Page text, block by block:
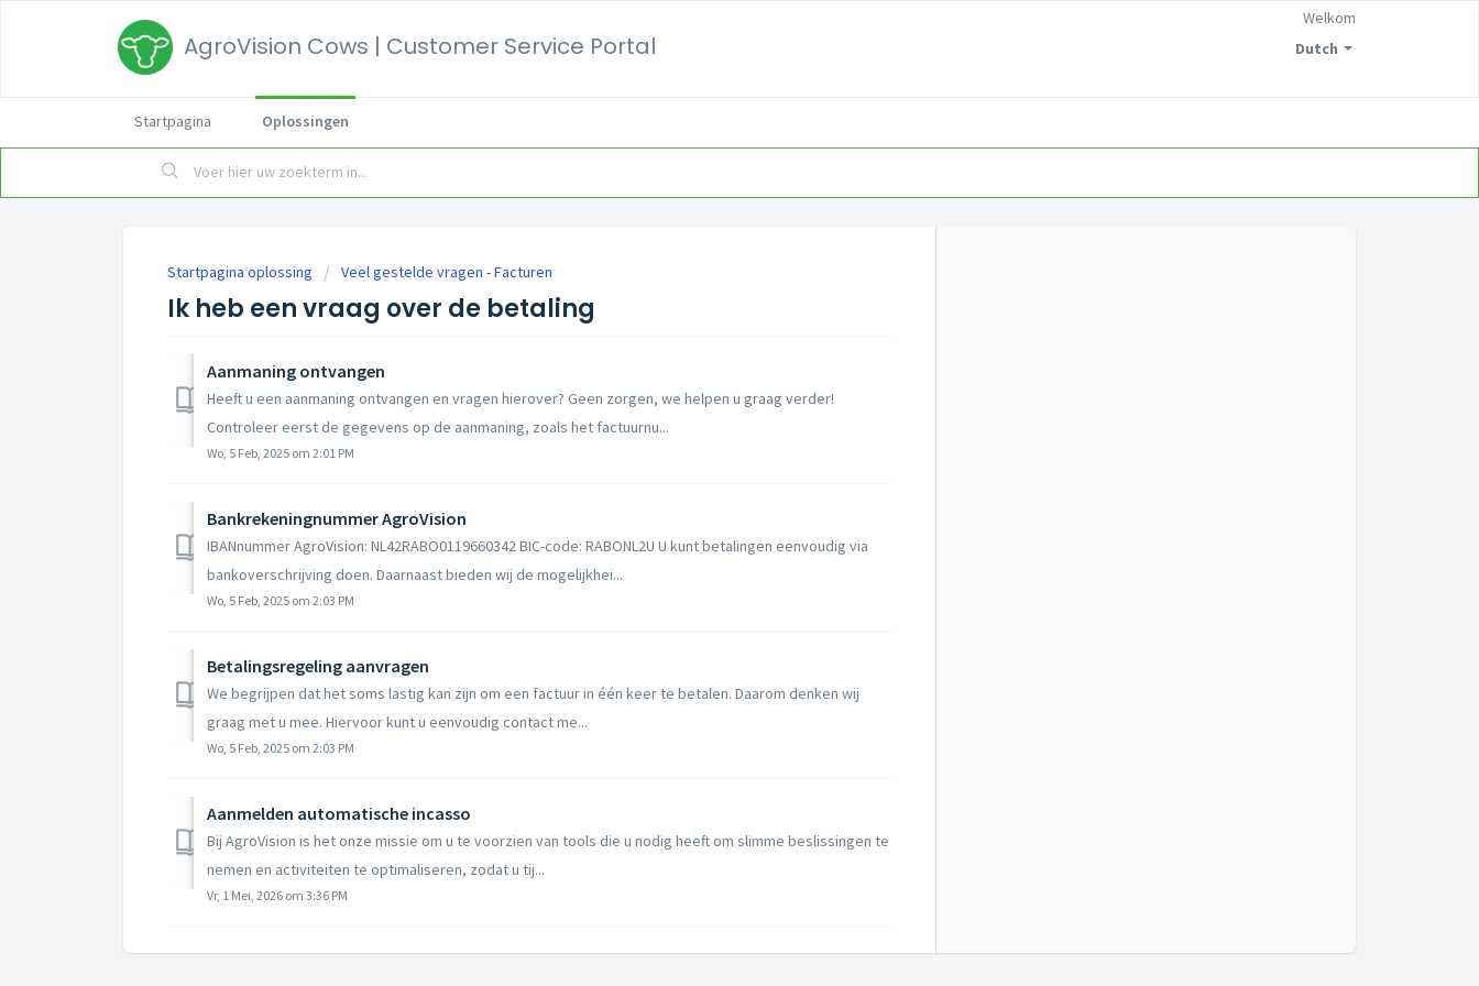
AgroVision Cows | Customer Service Portal Dutch
Welkom
Startpagina Oplossingen
Startpagina oplossing Veel gestelde vragen - Facturen
Ik heb een vraag over de betaling
Aanmaning ontvangen
Heeft u een aanmaning ontvangen en vragen hierover? Geen zorgen, we helpen u graag verder!
Controleer eerst de gegevens op de aanmaning, zoals het factuurnu...
Wo, 5 Feb, 2025 om 2:01 PM
Bankrekeningnummer AgroVision
IBANnummer AgroVision: NL42RABO0119660342 BIC-code: RABONL2U U kunt betalingen eenvoudig via
bankoverschrijving doen. Daarnaast bieden wij de mogelijkhei...
Wo, 5 Feb, 2025 om 2:03 PM
Betalingsregeling aanvragen
We begrijpen dat het soms lastig kan zijn om een factuur in één keer te betalen. Daarom denken wij
graag met u mee. Hiervoor kunt u eenvoudig contact me...
Wo, 5 Feb, 2025 om 2:03 PM
Aanmelden automatische incasso
Bij AgroVision is het onze missie om u te voorzien van tools die u nodig heeft om slimme beslissingen te
nemen en activiteiten te optimaliseren, zodat u tij...
Vr, 1 Mei, 2026 om 3:36 PM